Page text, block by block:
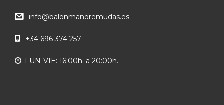
info@balonmanoremudas.es
+34 696 374 257
LUN-VIE: 16:00h. a 20:00h.